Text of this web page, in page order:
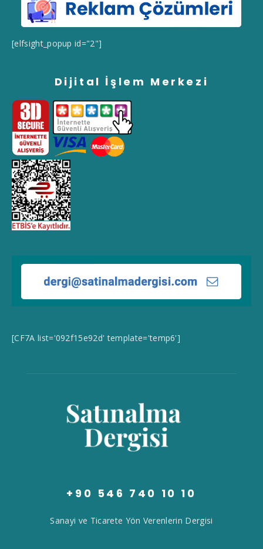
[elfsight_popup id="2"]
Dijital İşlem Merkezi
[CF7A list='092f15e92d' template='temp6']
+90 546 740 10 10
Sanayi ve Ticarete Yön Verenlerin Dergisi